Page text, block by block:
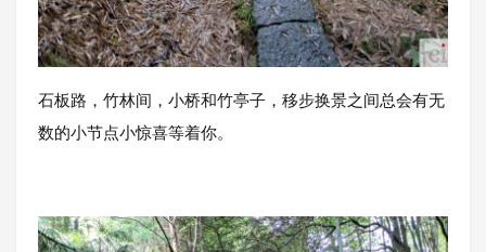
石板路，竹林间，小桥和竹亭子，移步换景之间总会有无
数的小节点小惊喜等着你。